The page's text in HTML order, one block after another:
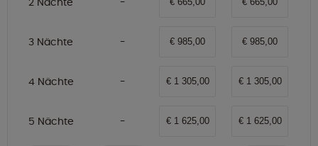
3 Nächte € 985,00 € 985,00
4 Nächte € 1 305,00 € 1 305,00
5 Nächte € 1 625,00 € 1 625,00